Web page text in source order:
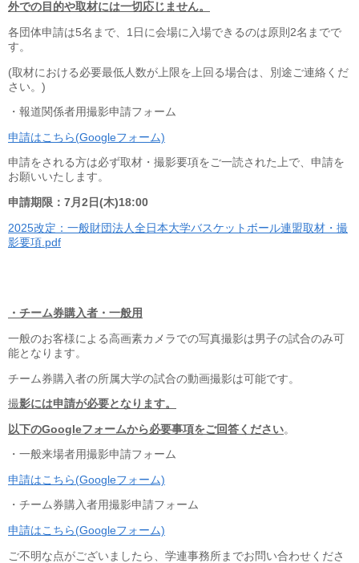
外での目的や取材には一切応じません。
各団体申請は5名まで、1日に会場に入場できるのは原則2名までで
す。
(取材における必要最低人数が上限を上回る場合は、別途ご連絡くだ
さい。)
・報道関係者用撮影申請フォーム
申請はこちら(Googleフォーム)
申請をされる方は必ず取材・撮影要項をご一読された上で、申請を
お願いいたします。
申請期限：7 月2日(木)18:00
2025改定：一般財団法人全日本大学バスケットボール連盟取材・撮
影要項.pdf
・チーム券購入者・一般用
一般のお客様による高画素カメラでの写真撮影は男子の試合のみ可
能となります。
チーム券購入者の所属大学の試合の動画撮影は可能です。
撮影には申請が必要となります。
以下のGoogleフォームから必要事項をご回答ください。
・一般来場者用撮影申請フォーム
申請はこちら(Googleフォーム)
・チーム券購入者用撮影申請フォーム
申請はこちら(Googleフォーム)
ご不明な点がございましたら、学連事務所までお問い合わせくださ